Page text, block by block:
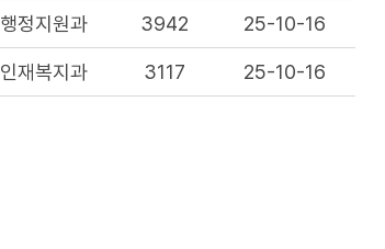
행정지원과 3942 25-10-16
인재복지과 3117 25-10-16